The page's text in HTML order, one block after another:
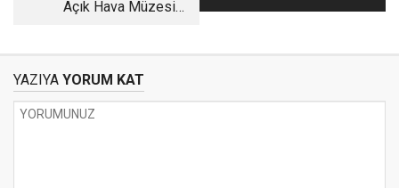
Açık Hava Müzesi:
Akademi
YAZIYA YORUM KAT